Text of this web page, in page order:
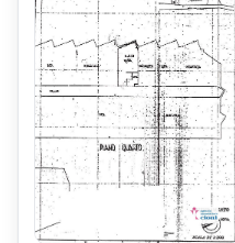
La Sala dell'Appartamento
Grande Finestra,
affacciata sul Bosco che
Posti Letto
L'Appartamento Monolocale
ospitare fino a Quattro Posti
L'Appartamento Monolocale
arredato ed attrezzato,